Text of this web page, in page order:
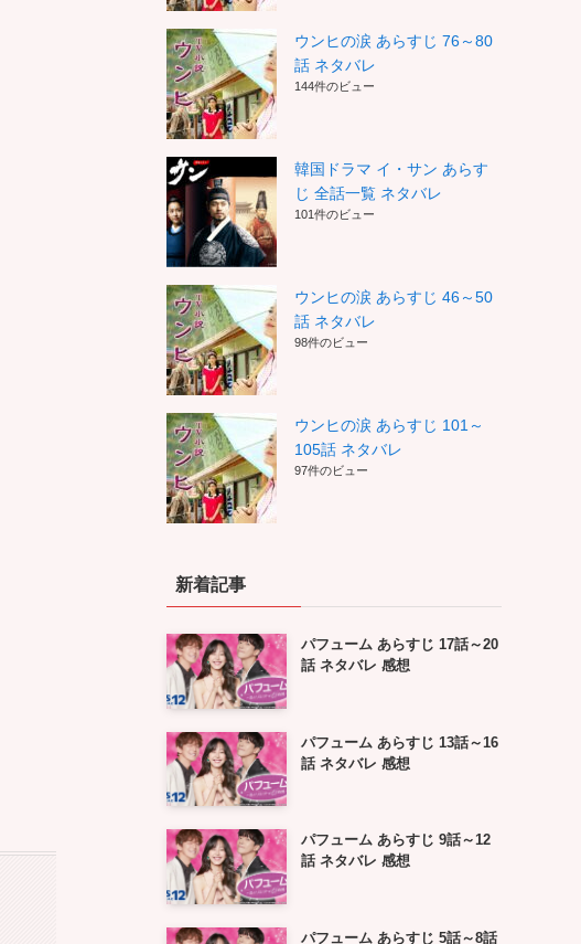
ウンヒの涙 あらすじ 76～80
話 ネタバレ
144件のビュー
韓国ドラマ イ・サン あらす
じ 全話一覧 ネタバレ
101件のビュー
ウンヒの涙 あらすじ 46～50
話 ネタバレ
98件のビュー
ウンヒの涙 あらすじ 101～
105話 ネタバレ
97件のビュー
新着記事
パフューム あらすじ 17話～20
話 ネタバレ 感想
パフューム あらすじ 13話～16
話 ネタバレ 感想
パフューム あらすじ 9話～12
話 ネタバレ 感想
パフューム あらすじ 5話～8話